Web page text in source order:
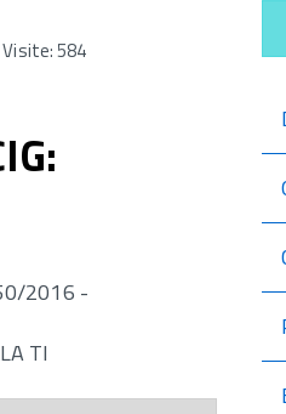
Visite: 584
2016 -
TI